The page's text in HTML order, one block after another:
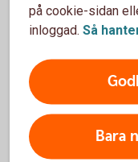
Skaffa
på cookie-sidan
inloggad. Så
Bara